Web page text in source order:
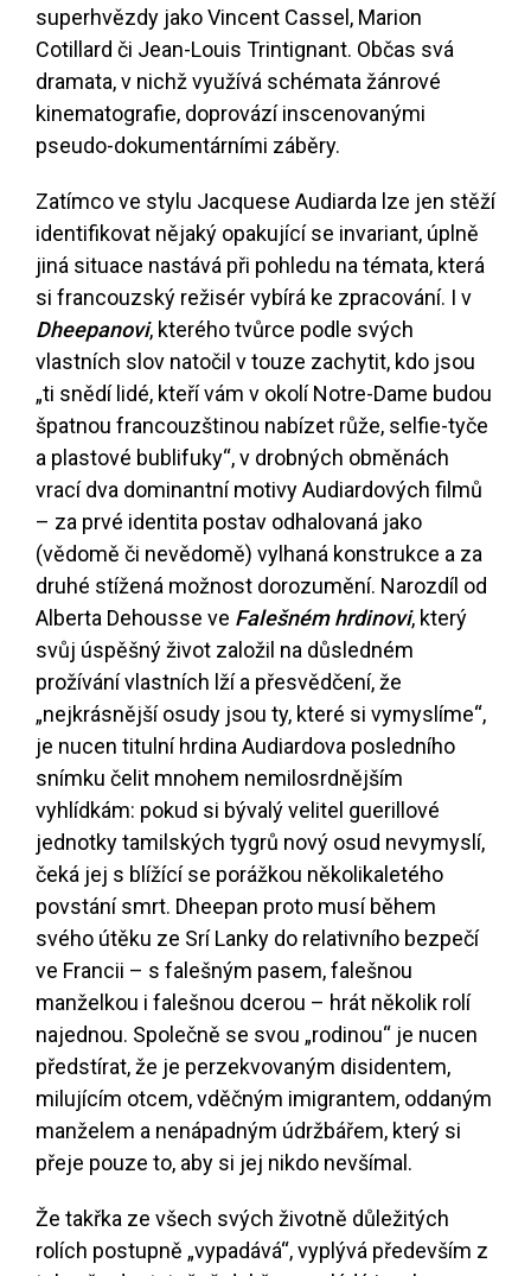
superhvězdy jako Vincent Cassel, Marion
Cotillard či Jean-Louis Trintignant. Občas svá
dramata, v nichž využívá schémata žánrové
kinematografie, doprovází inscenovanými
pseudo-dokumentárními záběry.
Zatímco ve stylu Jacquese Audiarda lze jen stěží
identifikovat nějaký opakující se invariant, úplně
jiná situace nastává při pohledu na témata, která
si francouzský režisér vybírá ke zpracování. I v
Dheepanovi, kterého tvůrce podle svých
vlastních slov natočil v touze zachytit, kdo jsou
„ti snědí lidé, kteří vám v okolí Notre-Dame budou
špatnou francouzštinou nabízet růže, selfie-tyče
a plastové bublifuky“, v drobných obměnách
vrací dva dominantní motivy Audiardových filmů
– za prvé identita postav odhalovaná jako
(vědomě či nevědomě) vylhaná konstrukce a za
druhé stížená možnost dorozumění. Narozdíl od
Alberta Dehousse ve Falešném hrdinovi, který
svůj úspěšný život založil na důsledném
prožívání vlastních lží a přesvědčení, že
„nejkrásnější osudy jsou ty, které si vymyslíme“,
je nucen titulní hrdina Audiardova posledního
snímku čelit mnohem nemilosrdnějším
vyhlídkám: pokud si bývalý velitel guerillové
jednotky tamilských tygrů nový osud nevymyslí,
čeká jej s blížící se porážkou několikaletého
povstání smrt. Dheepan proto musí během
svého útěku ze Srí Lanky do relativního bezpečí
ve Francii – s falešným pasem, falešnou
manželkou i falešnou dcerou – hrát několik rolí
najednou. Společně se svou „rodinou“ je nucen
předstírat, že je perzekvovaným disidentem,
milujícím otcem, vděčným imigrantem, oddaným
manželem a nenápadným údržbářem, který si
přeje pouze to, aby si jej nikdo nevšímal.
Že takřka ze všech svých životně důležitých
rolích postupně „vypadává“, vyplývá především z